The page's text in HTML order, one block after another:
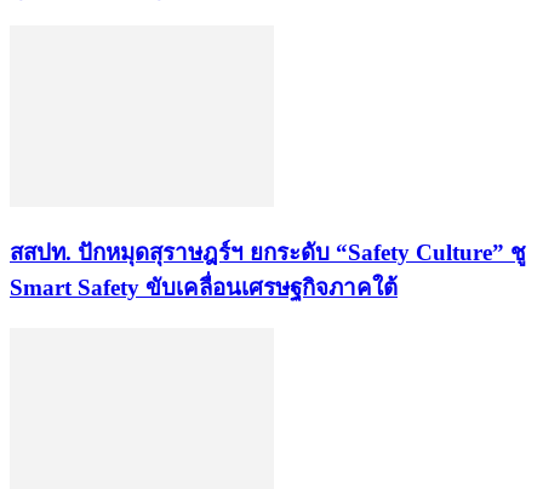
สสปท. ปักหมุดสุราษฎร์ฯ ยกระดับ “Safety Culture” ชู
Smart Safety ขับเคลื่อนเศรษฐกิจภาคใต้